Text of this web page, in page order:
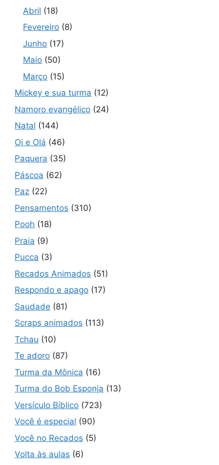
Abril (18)
Fevereiro (8)
Junho (17)
Maio (50)
Março (15)
Mickey e sua turma (12)
Namoro evangélico (24)
Natal (144)
Oi e Olá (46)
Paquera (35)
Páscoa (62)
Paz (22)
Pensamentos (310)
Pooh (18)
Praia (9)
Pucca (3)
Recados Animados (51)
Respondo e apago (17)
Saudade (81)
Scraps animados (113)
Tchau (10)
Te adoro (87)
Turma da Mônica (16)
Turma do Bob Esponja (13)
Versículo Bíblico (723)
Você é especial (90)
Você no Recados (5)
Volta às aulas (6)